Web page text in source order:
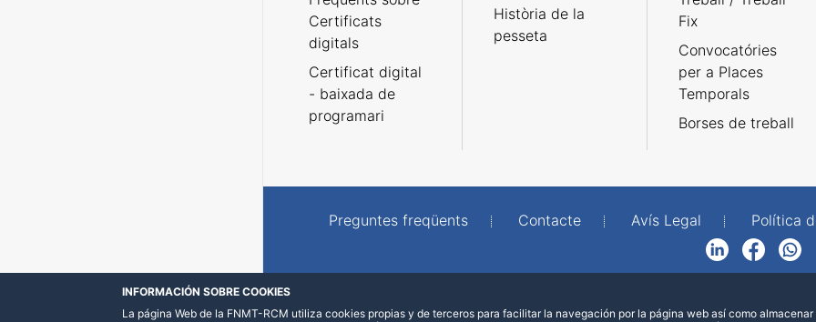
Certificats
digitals
Certificat digital
- baixada de
programari
Història de la
pesseta
Fix
Convocatóries
per a Places
Temporals
Borses de treball
Preguntes freqüents Contacte Avís Legal Política
FacebookWhatsApp
INFORMACIÓN SOBRE COOKIES
La página Web de la FNMT-RCM utiliza cookies propias y de terceros para facilitar la navegación por la página web así como